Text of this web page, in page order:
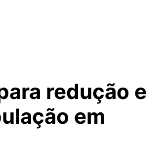
redução e
em